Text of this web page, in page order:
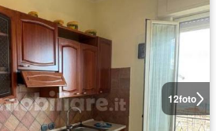
12foto